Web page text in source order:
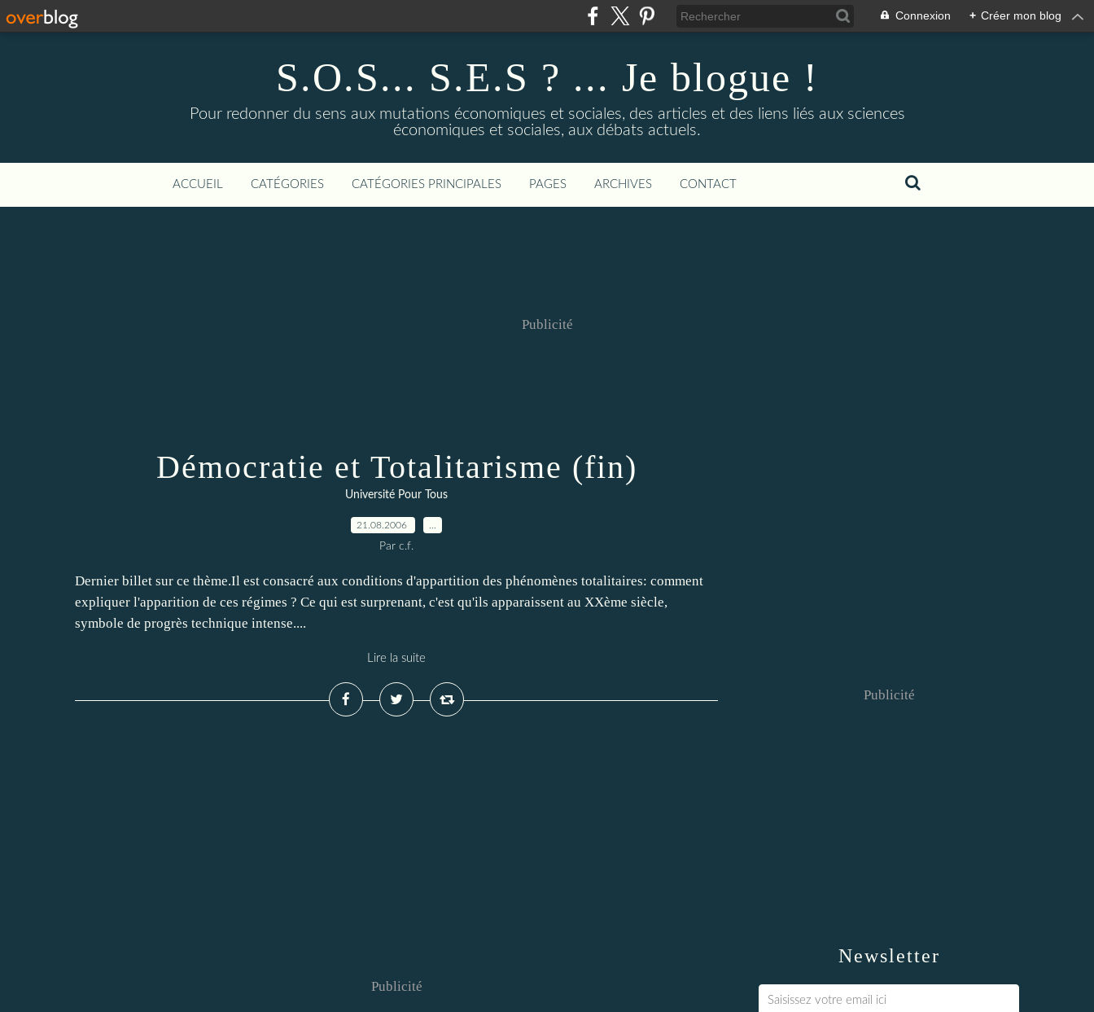
Connexion + Créer mon blog
S.O.S... S.E.S ? ... Je blogue !
Pour redonner du sens aux mutations économiques et sociales, des articles et des liens liés aux sciences
économiques et sociales, aux débats actuels.
ACCUEIL CATÉGORIES CATÉGORIES PRINCIPALES PAGES ARCHIVES CONTACT
Publicité
Démocratie et Totalitarisme (fin)
Université Pour Tous
21.08.2006
Par c.f.
Dernier billet sur ce thème.Il est consacré aux conditions d'appartition des phénomènes totalitaires: comment
expliquer l'apparition de ces régimes ? Ce qui est surprenant, c'est qu'ils apparaissent au XXème siècle,
symbole de progrès technique intense....
Lire la suite
Publicité
Newsletter
Publicité